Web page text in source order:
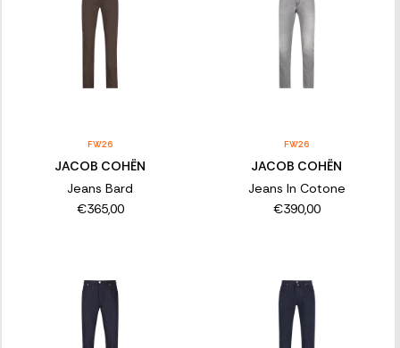
FW26
JACOB COHËN
Jeans Bard
€365,00
FW26
JACOB COHËN
Jeans In Cotone
€390,00